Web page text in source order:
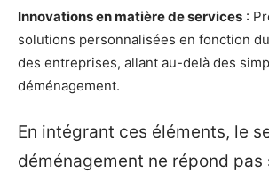
Innovations en matière de services :
solutions personnalisées en fonction
des entreprises, allant au-delà des
déménagement.
En intégrant ces éléments, le
déménagement ne répond pas